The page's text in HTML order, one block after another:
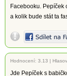
Facebooku. Pepíček
a kolik bude stát ta
Hodnocení: 3.13 |
Jde Pepíček s